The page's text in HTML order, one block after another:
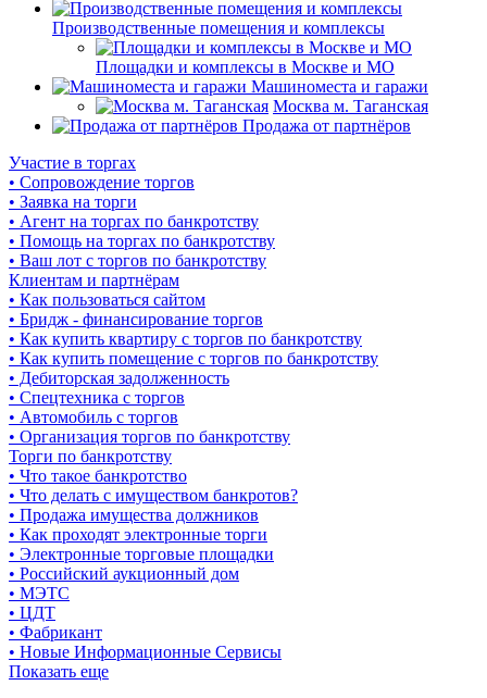
Производственные помещения и комплексы
Площадки и комплексы в Москве и МО
Машиноместа и гаражи
Москва м. Таганская
Продажа от партнёров
Участие в торгах
• Сопровождение торгов
• Заявка на торги
• Агент на торгах по банкротству
• Помощь на торгах по банкротству
• Ваш лот с торгов по банкротству
Клиентам и партнёрам
• Как пользоваться сайтом
• Бридж - финансирование торгов
• Как купить квартиру с торгов по банкротству
• Как купить помещение с торгов по банкротству
• Дебиторская задолженность
• Спецтехника с торгов
• Автомобиль с торгов
• Организация торгов по банкротству
Торги по банкротству
• Что такое банкротство
• Что делать с имуществом банкротов?
• Продажа имущества должников
• Как проходят электронные торги
• Электронные торговые площадки
• Российский аукционный дом
• МЭТС
• ЦДТ
• Фабрикант
• Новые Информационные Сервисы
Показать еще